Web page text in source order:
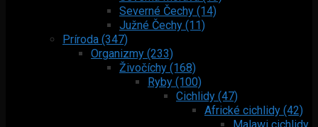
Severné Čechy (14)
Južné Čechy (11)
Príroda (347)
Organizmy (233)
Živočíchy (168)
Ryby (100)
Cichlidy (47)
Africké cichlidy (42)